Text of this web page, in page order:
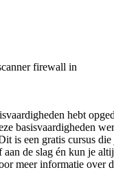
firewall in
hebt
basisvaardigheden
is een gratis cursus
de slag én kun je
meer informatie over